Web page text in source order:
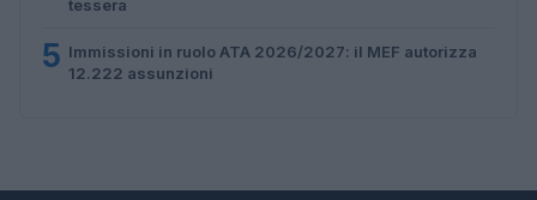
tessera
5 Immissioni in ruolo ATA 2026/2027: il MEF autorizza
12.222 assunzioni